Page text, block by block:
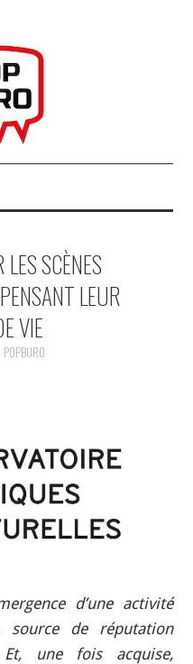
SCÈNES
LEUR
VIE
POPBURO
d’une activité
source de réputation
une fois acquise,